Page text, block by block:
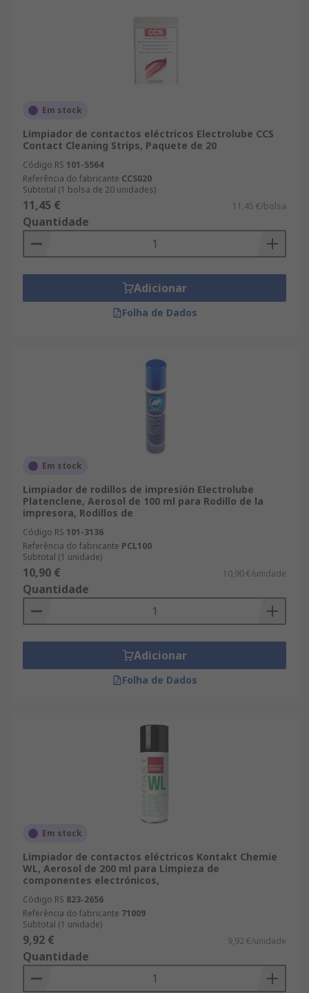
Em stock
Limpiador de contactos eléctricos Electrolube CCS
Contact Cleaning Strips, Paquete de 20
Código RS 101-5564
Referência do fabricante CCS020
Subtotal (1 bolsa de 20 unidades)
11,45 € 11,45 €/bolsa
Quantidade
Adicionar
Folha de Dados
Em stock
Limpiador de rodillos de impresión Electrolube
Platenclene, Aerosol de 100 ml para Rodillo de la
impresora, Rodillos de
Código RS 101-3136
Referência do fabricante PCL100
Subtotal (1 unidade)
10,90 € 10,90 €/unidade
Quantidade
Adicionar
Folha de Dados
Em stock
Limpiador de contactos eléctricos Kontakt Chemie
WL, Aerosol de 200 ml para Limpieza de
componentes electrónicos,
Código RS 823-2656
Referência do fabricante 71009
Subtotal (1 unidade)
9,92 € 9,92 €/unidade
Quantidade